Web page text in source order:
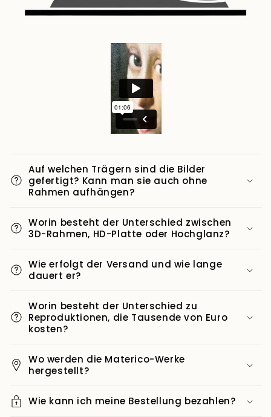
Auf welchen Trägern sind die Bilder
gefertigt? Kann man sie auch ohne
Rahmen aufhängen?
Worin besteht der Unterschied zwischen
3D-Rahmen, HD-Platte oder Hochglanz?
Wie erfolgt der Versand und wie lange
dauert er?
Worin besteht der Unterschied zu
Reproduktionen, die Tausende von Euro
kosten?
Wo werden die Materico-Werke
hergestellt?
Wie kann ich meine Bestellung bezahlen?